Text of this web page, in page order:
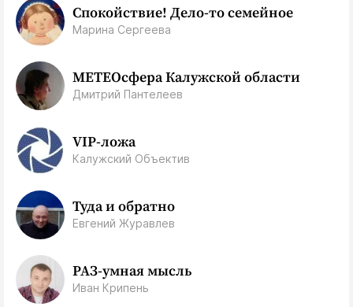
Спокойствие! Дело-то семейное
Марина Сергеева
МЕТЕОсфера Калужской области
Дмитрий Пантелеев
VIP-ложа
Калужский Объектив
Туда и обратно
Евгений Журавлев
РАЗ-умная мысль
Иван Крипень